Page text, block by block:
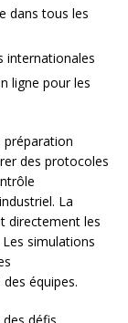
dans tous les
internationales
ligne pour les
préparation
des protocoles
La
directement les
simulations
équipes.